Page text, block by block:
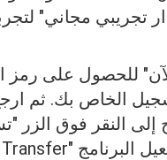
للحصول على رمز
الخاص بك. ثم
النقر فوق الزر